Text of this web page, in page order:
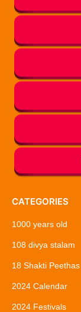
CATEGORIES
1000 years old
108 divya stalam
18 Shakti Peethas
2024 Calendar
2024 Festivals